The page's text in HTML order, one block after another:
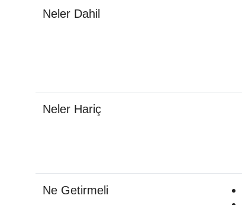
Neler Dahil
Neler Hariç
Ne Getirmeli